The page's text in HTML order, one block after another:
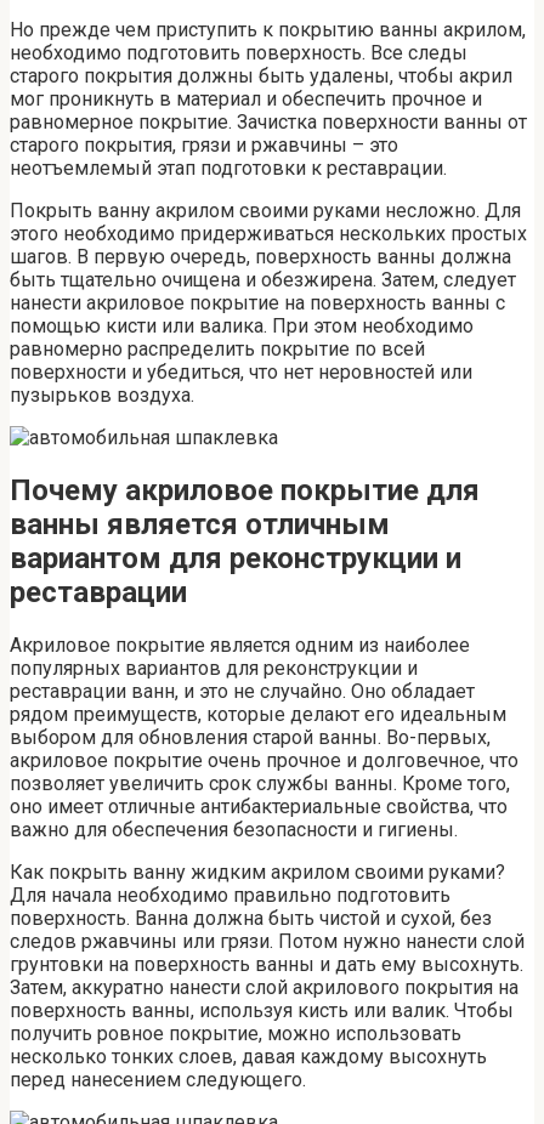
Но прежде чем приступить к покрытию ванны акрилом,
необходимо подготовить поверхность. Все следы
старого покрытия должны быть удалены, чтобы акрил
мог проникнуть в материал и обеспечить прочное и
равномерное покрытие. Зачистка поверхности ванны от
старого покрытия, грязи и ржавчины – это
неотъемлемый этап подготовки к реставрации.
Покрыть ванну акрилом своими руками несложно. Для
этого необходимо придерживаться нескольких простых
шагов. В первую очередь, поверхность ванны должна
быть тщательно очищена и обезжирена. Затем, следует
нанести акриловое покрытие на поверхность ванны с
помощью кисти или валика. При этом необходимо
равномерно распределить покрытие по всей
поверхности и убедиться, что нет неровностей или
пузырьков воздуха.
Почему акриловое покрытие для
ванны является отличным
вариантом для реконструкции и
реставрации
Акриловое покрытие является одним из наиболее
популярных вариантов для реконструкции и
реставрации ванн, и это не случайно. Оно обладает
рядом преимуществ, которые делают его идеальным
выбором для обновления старой ванны. Во-первых,
акриловое покрытие очень прочное и долговечное, что
позволяет увеличить срок службы ванны. Кроме того,
оно имеет отличные антибактериальные свойства, что
важно для обеспечения безопасности и гигиены.
Как покрыть ванну жидким акрилом своими руками?
Для начала необходимо правильно подготовить
поверхность. Ванна должна быть чистой и сухой, без
следов ржавчины или грязи. Потом нужно нанести слой
грунтовки на поверхность ванны и дать ему высохнуть.
Затем, аккуратно нанести слой акрилового покрытия на
поверхность ванны, используя кисть или валик. Чтобы
получить ровное покрытие, можно использовать
несколько тонких слоев, давая каждому высохнуть
перед нанесением следующего.